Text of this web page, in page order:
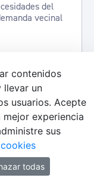
del
vecinal
contenidos
llevar un
usuarios. Acepte
experiencia
sus
todas